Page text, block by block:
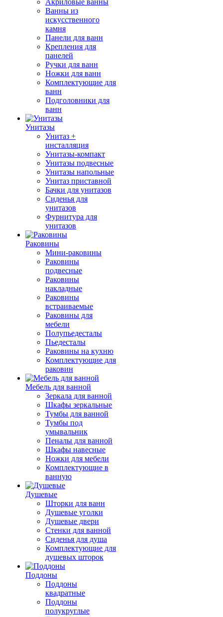
Акриловые ванны
Ванны из
искусственного
камня
Панели для ванн
Крепления для
панелей
Ручки для ванн
Ножки для ванн
Комплектующие для
ванн
Подголовники для
ванн
Унитазы
Унитаз +
инсталляция
Унитазы-компакт
Унитазы подвесные
Унитазы напольные
Унитаз приставной
Бачки для унитазов
Сиденья для
унитазов
Фурнитура для
унитазов
Раковины
Мини-раковины
Раковины
подвесные
Раковины
накладные
Раковины
встраиваемые
Раковины для
мебели
Полупьедесталы
Пьедесталы
Раковины на кухню
Комплектующие для
раковин
Мебель для ванной
Зеркала для ванной
Шкафы зеркальные
Тумбы для ванной
Тумбы под
умывальник
Пеналы для ванной
Шкафы навесные
Ножки для мебели
Комплектующие в
ванную
Душевые
Шторки для ванн
Душевые уголки
Душевые двери
Стенки для ванной
Сиденья для душа
Комплектующие для
душевых шторок
Поддоны
Поддоны
квадратные
Поддоны
полукруглые